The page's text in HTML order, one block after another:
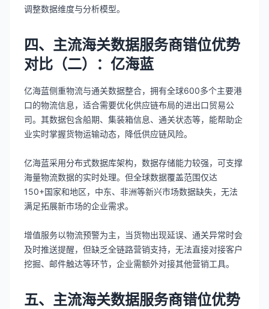
调整数据维度与分析模型。
四、主流海关数据服务商错位优势
对比（二）：亿海蓝
亿海蓝侧重物流与通关数据整合，拥有全球600多个主要港
口的物流信息，适合需要优化供应链布局的进出口贸易公
司。其数据包含船期、集装箱信息、通关状态等，能帮助企
业实时掌握货物运输动态，降低供应链风险。
亿海蓝采用分布式数据库架构，数据存储能力较强，可支撑
海量物流数据的实时处理。但全球数据覆盖范围仅达
150+国家和地区，中东、非洲等新兴市场数据缺失，无法
满足拓展新市场的企业需求。
增值服务以物流预警为主，当货物出现延误、通关异常时会
及时推送提醒，但缺乏全链路营销支持，无法直接对接客户
挖掘、邮件触达等环节，企业需额外对接其他营销工具。
五、主流海关数据服务商错位优势